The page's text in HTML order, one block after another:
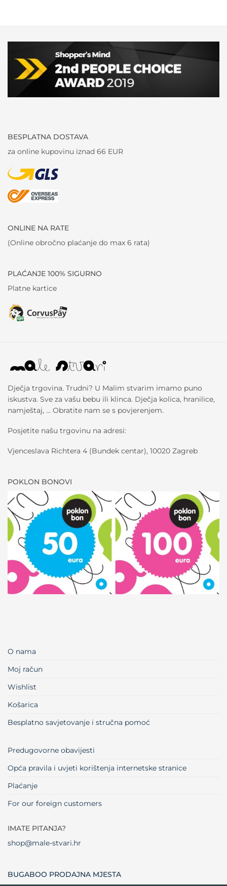
BESPLATNA DOSTAVA
za online kupovinu iznad 66 EUR
ONLINE NA RATE
(Online obročno plaćanje do max 6 rata)
PLAĆANJE 100% SIGURNO
Platne kartice
Dječja trgovina. Trudni? U Malim stvarim imamo puno
iskustva. Sve za vašu bebu ili klinca. Dječja kolica, hranilice,
namještaj, … Obratite nam se s povjerenjem.
Posjetite našu trgovinu na adresi:
Vjenceslava Richtera 4 (Bundek centar), 10020 Zagreb
POKLON BONOVI
O nama
Moj račun
Wishlist
Košarica
Besplatno savjetovanje i stručna pomoć
Predugovorne obavijesti
Opća pravila i uvjeti korištenja internetske stranice
Plaćanje
For our foreign customers
IMATE PITANJA?
shop@male-stvari.hr
BUGABOO PRODAJNA MJESTA